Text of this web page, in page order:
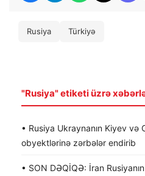
Rusiya Türkiyə
"Rusiya" etiketi üzrə
• Rusiya Ukraynanın Kiyev və
obyektlərinə zərbələr endirib
• SON DƏQİQƏ: İran